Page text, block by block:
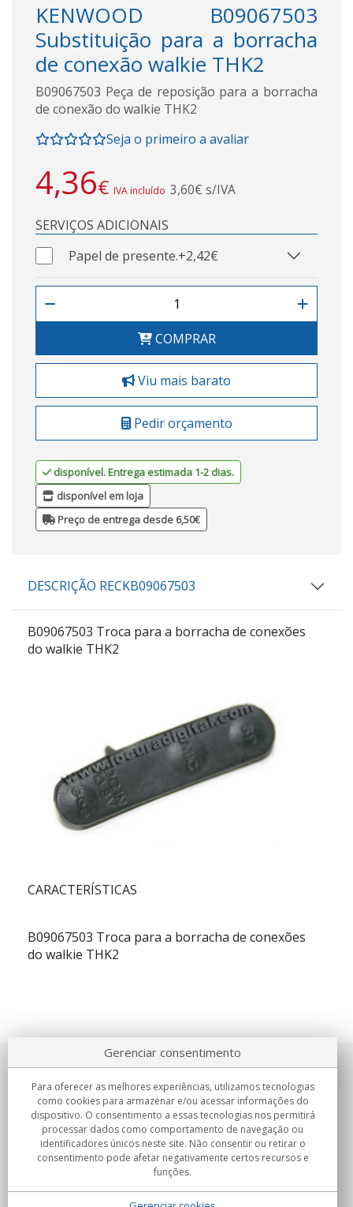
KENWOOD B09067503
Substituição para a borracha
de conexão walkie THK2
B09067503 Peça de reposição para a borracha
de conexão do walkie THK2
Seja o primeiro a avaliar
4,36€ IVA incluído 3,60€ s/IVA
SERVIÇOS ADICIONAIS
Papel de presente.+2,42€
COMPRAR
Viu mais barato
Pedir orçamento
disponível. Entrega estimada 1-2 dias.
disponível em loja
Preço de entrega desde 6,50€
DESCRIÇÃO RECKB09067503
B09067503 Troca para a borracha de conexões
do walkie THK2
CARACTERÍSTICAS
B09067503 Troca para a borracha de conexões
do walkie THK2
Sobre nosotros
Compromissos
Compras
Gerenciar consentimento
Para oferecer as melhores experiências, utilizamos tecnologias
como cookies para armazenar e/ou acessar informações do
dispositivo. O consentimento a essas tecnologias nos permitirá
processar dados como comportamento de navegação ou
identificadores únicos neste site. Não consentir ou retirar o
consentimento pode afetar negativamente certos recursos e
funções.